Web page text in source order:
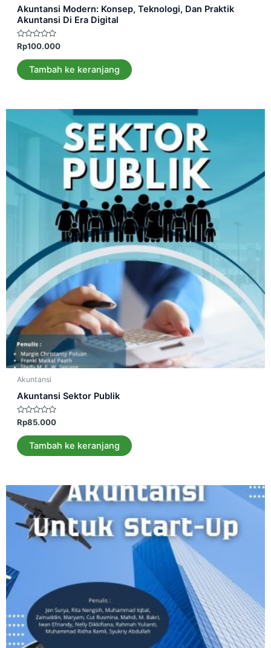
Akuntansi Modern: Konsep, Teknologi, Dan Praktik
Akuntansi Di Era Digital
Dinilai
0
dari
5
Rp100.000
Tambah ke keranjang
Akuntansi
Akuntansi Sektor Publik
Dinilai
0
dari
5
Rp85.000
Tambah ke keranjang